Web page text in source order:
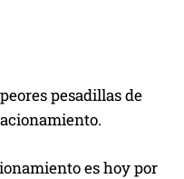
pesadillas de
es hoy por